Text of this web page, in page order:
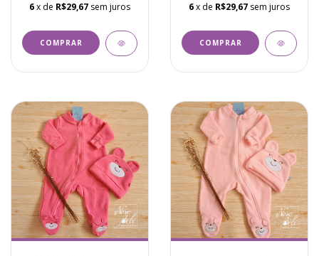
6x de R$29,67 sem juros
COMPRAR
6x de R$29,67 sem juros
COMPRAR